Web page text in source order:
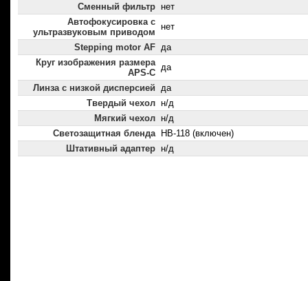
Сменный фильтр нет
Автофокусировка с
ультразвуковым приводом
нет
Stepping motor AF да
Круг изображения размера
APS-C
да
Линза с низкой дисперсией да
Твердый чехол н/д
Мягкий чехол н/д
Светозащитная бленда
HB-118 (включен)
Штативный адаптер н/д